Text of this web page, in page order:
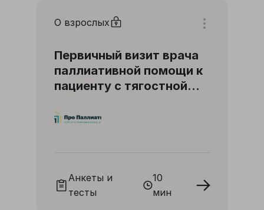
О взрослых
Первичный визит врача
паллиативной помощи к
пациенту с тягостной
Анкеты и
тесты
10
мин